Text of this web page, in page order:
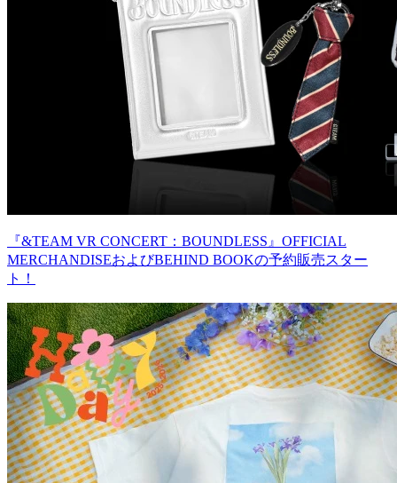
『&TEAM VR CONCERT：BOUNDLESS』OFFICIAL
MERCHANDISEおよびBEHIND BOOKの予約販売スター
ト！